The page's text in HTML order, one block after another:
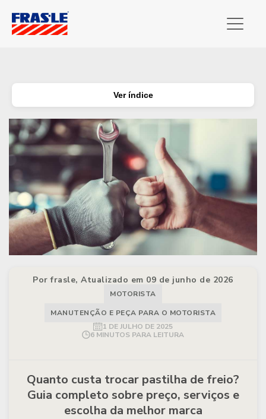
Ver índice
Por frasle, Atualizado em 09 de junho de 2026
MOTORISTA
MANUTENÇÃO E PEÇA PARA O MOTORISTA
1 DE JULHO DE 2025
6 MINUTOS PARA LEITURA
Quanto custa trocar pastilha de freio?
Guia completo sobre preço, serviços e
escolha da melhor marca